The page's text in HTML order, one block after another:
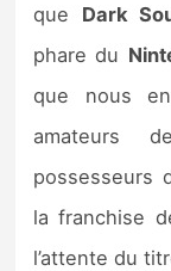
Bons plans
que Dark
phare du
que nous
amateurs
possesseurs
la franchise
l’attente du